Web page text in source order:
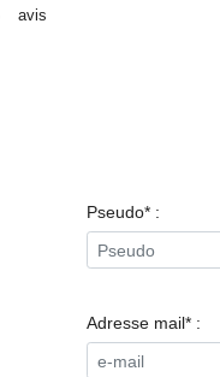
avis
Pseudo* :
Adresse mail* :